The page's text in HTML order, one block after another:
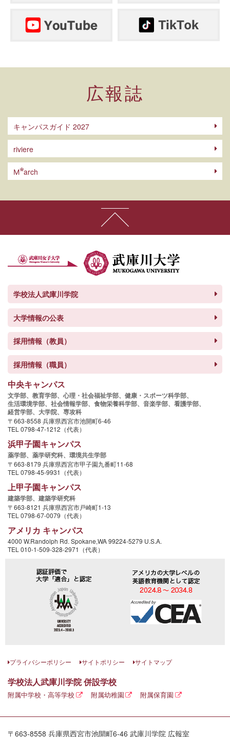
広報誌
キャンパスガイド 2027
riviere
M arch
学校法人武庫川学院
大学情報の公表
採用情報（教員）
採用情報（職員）
中央キャンパス
文学部、 教育学部、 心理・社会福祉学部、 健康・スポーツ科学部、
生活環境学部、 社会情報学部、 食物栄養科学部、 音楽学部、 看護学部、
経営学部、 大学院、 専攻科
〒663-8558 兵庫県西宮市池開町6-46
TEL 0798-47-1212（代表）
浜甲子園キャンパス
薬学部、 薬学研究科、 環境共生学部
〒663-8179 兵庫県西宮市甲子園九番町11-68
TEL 0798-45-9931（代表）
上甲子園キャンパス
建築学部、 建築学研究科
〒663-8121 兵庫県西宮市戸崎町1-13
TEL 0798-67-0079（代表）
アメリカ キャンパス
4000 W.Randolph Rd. Spokane,WA 99224-5279 U.S.A.
TEL 010-1-509-328-2971（代表）
プライバシーポリシー サイトポリシー サイトマップ
学校法人武庫川学院 併設学校
附属中学校・高等学校 附属幼稚園 附属保育園
〒663-8558 兵庫県西宮市池開町6-46 武庫川学院 広報室